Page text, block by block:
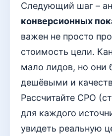
Следующий шаг –
конверсионных
важен не просто
стоимость цели.
мало лидов, но они
дешёвыми и
Рассчитайте CPO
для каждого
увидеть реальную